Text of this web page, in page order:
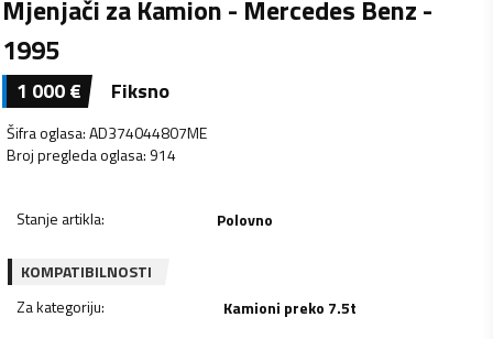
Mjenjači za Kamion - Mercedes Benz -
1995
1 000€ Fiksno
Šifra oglasa:AD374044807ME
Broj pregleda oglasa: 914
Stanje artikla: Polovno
KOMPATIBILNOSTI
Za kategoriju: Kamioni preko 7.5t